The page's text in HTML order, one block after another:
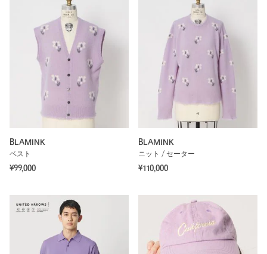
BLAMINK
ベスト
¥99,000
BLAMINK
ニット / セーター
¥110,000